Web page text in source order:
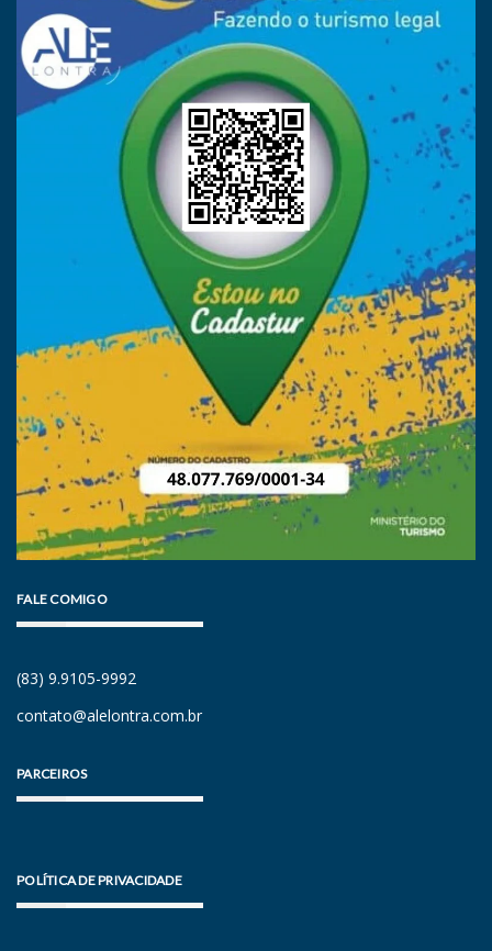
FALE COMIGO
(83) 9.9105-9992
contato@alelontra.com.br
PARCEIROS
POLÍTICA DE PRIVACIDADE